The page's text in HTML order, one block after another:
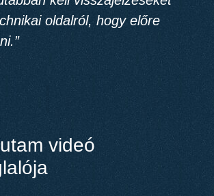
oldalról, hogy előre
videó